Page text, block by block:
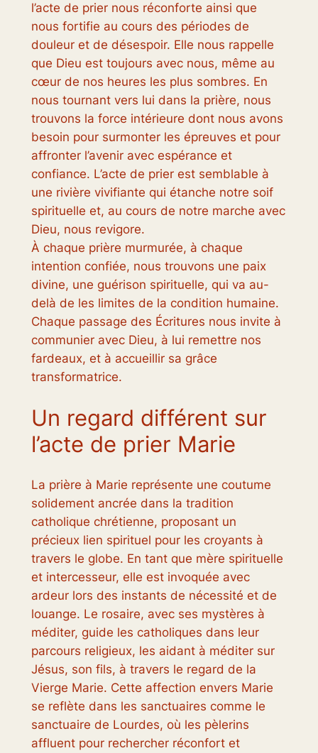
l’acte de prier nous réconforte ainsi que
nous fortifie au cours des périodes de
douleur et de désespoir. Elle nous rappelle
que Dieu est toujours avec nous, même au
cœur de nos heures les plus sombres. En
nous tournant vers lui dans la prière, nous
trouvons la force intérieure dont nous avons
besoin pour surmonter les épreuves et pour
affronter l’avenir avec espérance et
confiance. L’acte de prier est semblable à
une rivière vivifiante qui étanche notre soif
spirituelle et, au cours de notre marche avec
Dieu, nous revigore.
À chaque prière murmurée, à chaque
intention confiée, nous trouvons une paix
divine, une guérison spirituelle, qui va au-
delà de les limites de la condition humaine.
Chaque passage des Écritures nous invite à
communier avec Dieu, à lui remettre nos
fardeaux, et à accueillir sa grâce
transformatrice.
Un regard différent sur
l’acte de prier Marie
La prière à Marie représente une coutume
solidement ancrée dans la tradition
catholique chrétienne, proposant un
précieux lien spirituel pour les croyants à
travers le globe. En tant que mère spirituelle
et intercesseur, elle est invoquée avec
ardeur lors des instants de nécessité et de
louange. Le rosaire, avec ses mystères à
méditer, guide les catholiques dans leur
parcours religieux, les aidant à méditer sur
Jésus, son fils, à travers le regard de la
Vierge Marie. Cette affection envers Marie
se reflète dans les sanctuaires comme le
sanctuaire de Lourdes, où les pèlerins
affluent pour rechercher réconfort et